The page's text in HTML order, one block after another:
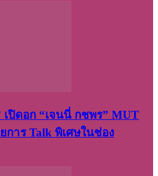
ปิดอก “เจนนี่ กชพร” MUT
การ Talk พิเศษในช่อง